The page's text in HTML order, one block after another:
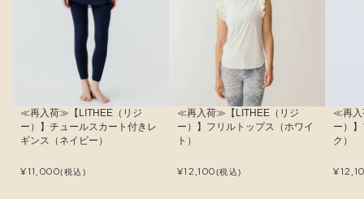
≪再入荷≫【LITHEE（リジ
ー）】チュールスカート付きレ
ギンス（ネイビー）
¥11,000(税込)
≪再入荷≫【LITHEE（リジ
ー）】フリルトップス（ホワイ
ト）
¥12,100(税込)
≪再入
ー）
ク）
¥